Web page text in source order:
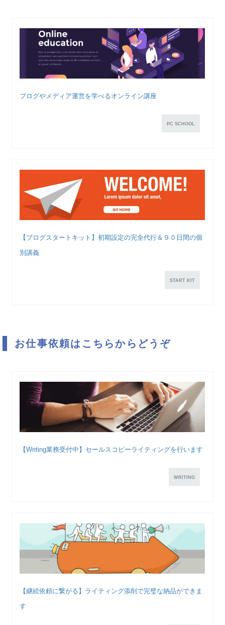
ブログやメディア運営を学べるオンライン講座
PC SCHOOL
【ブログスタートキット】初期設定の完全代行＆９０日間の個
別講義
START KIT
お仕事依頼はこちらからどうぞ
【Writing業務受付中】セールスコピーライティングを行います
WRITING
【継続依頼に繋がる】ライティング添削で完璧な納品ができま
す